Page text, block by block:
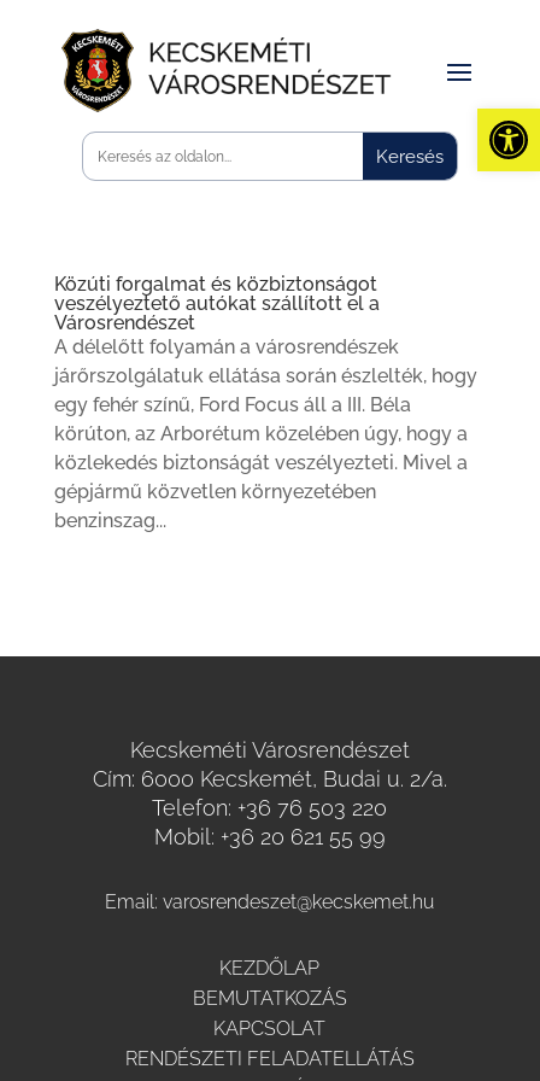
Közúti forgalmat és közbiztonságot
veszélyeztető autókat szállított el a
Városrendészet
A délelőtt folyamán a városrendészek
járőrszolgálatuk ellátása során észlelték, hogy
egy fehér színű, Ford Focus áll a III. Béla
körúton, az Arborétum közelében úgy, hogy a
közlekedés biztonságát veszélyezteti. Mivel a
gépjármű közvetlen környezetében
benzinszag...
Kecskeméti Városrendészet
Cím: 6000 Kecskemét, Budai u. 2/a.
Telefon: +36 76 503 220
Mobil: +36 20 621 55 99
Email:varosrendeszet@kecskemet.hu
KEZDŐLAP
BEMUTATKOZÁS
KAPCSOLAT
RENDÉSZETI FELADATELLÁTÁS